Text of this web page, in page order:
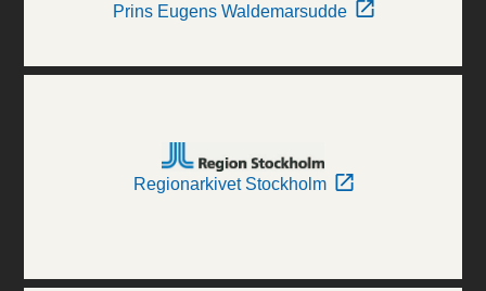
Prins Eugens Waldemarsudde
Regionarkivet Stockholm